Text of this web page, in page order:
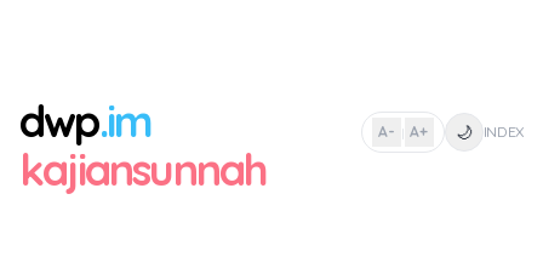
dwp.im
kajiansunnah
A- | A+ 🌙 INDEX